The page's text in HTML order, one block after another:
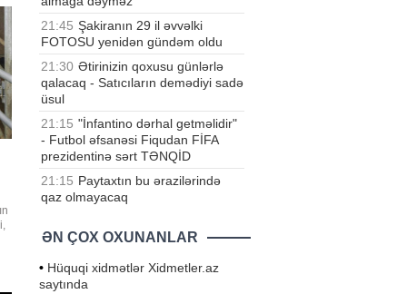
21:45 Şakiranın 29 il əvvəlki
FOTOSU yenidən gündəm oldu
21:30 Ətirinizin qoxusu günlərlə
qalacaq - Satıcıların demədiyi sadə
üsul
21:15 "İnfantino dərhal getməlidir"
- Futbol əfsanəsi Fiqudan FİFA
prezidentinə sərt TƏNQİD
21:15 Paytaxtın bu ərazilərində
qaz olmayacaq
ƏN ÇOX OXUNANLAR
• Hüquqi xidmətlər Xidmetler.az
saytında